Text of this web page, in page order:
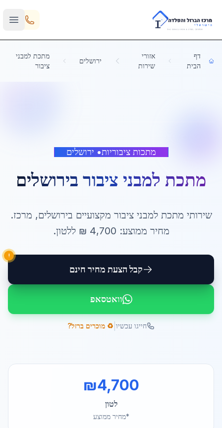
Skip to main content
דף
הבית
אזורי
שירות
ירושלים
מתכת למבני
ציבור
מתכות ציבוריות• ירושלים
מתכת למבני ציבור בירושלים
שירותי מתכת למבני ציבור מקצועיים בירושלים, מרכז.
מחיר ממוצע: 4,700 ₪ ללטון.
קבל הצעת מחיר חינם
!
וואטסאפ
חייגו עכשיו ♻️ מוכרים ברזל?
₪4,700
לטון
*מחיר ממוצע